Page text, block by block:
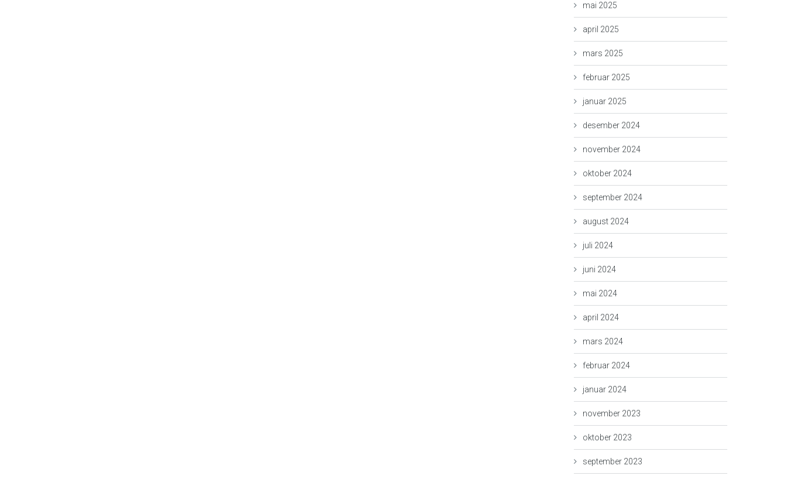
mai 2025
april 2025
mars 2025
februar 2025
januar 2025
desember 2024
november 2024
oktober 2024
september 2024
august 2024
juli 2024
juni 2024
mai 2024
april 2024
mars 2024
februar 2024
januar 2024
november 2023
oktober 2023
september 2023